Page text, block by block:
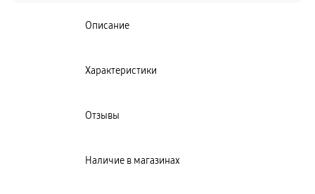
Описание
Характеристики
Отзывы
Наличие в магазинах